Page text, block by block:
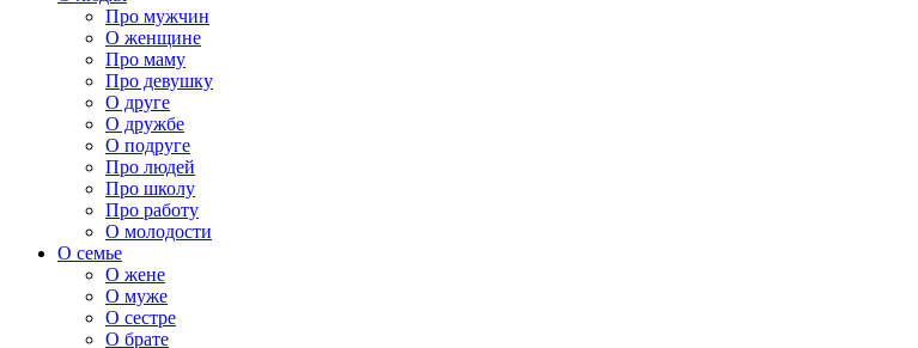
Про мужчин
О женщине
Про маму
Про девушку
О друге
О дружбе
О подруге
Про людей
Про школу
Про работу
О молодости
О семье
О жене
О муже
О сестре
О брате